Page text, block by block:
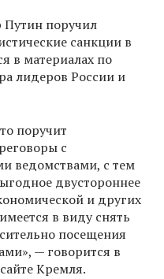
поручил
санкции в
в материалах по
лидеров России и
поручит
с
ведомствами, с тем
двустороннее
и других
в виду снять
посещения
— говорится в
Кремля.